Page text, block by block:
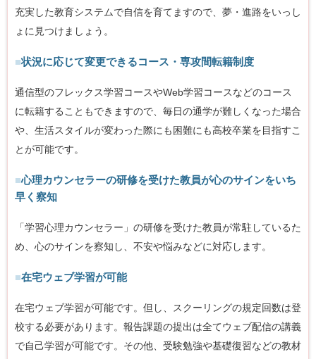
充実した教育システムで自信を育てますので、夢・進路をいっし
ょに見つけましょう。
■状況に応じて変更できるコース・専攻間転籍制度
通信型のフレックス学習コースやWeb学習コースなどのコース
に転籍することもできますので、毎日の通学が難しくなった場合
や、生活スタイルが変わった際にも困難にも高校卒業を目指すこ
とが可能です。
■心理カウンセラーの研修を受けた教員が心のサインをいち
早く察知
「学習心理カウンセラー」の研修を受けた教員が常駐しているた
め、心のサインを察知し、不安や悩みなどに対応します。
■在宅ウェブ学習が可能
在宅ウェブ学習が可能です。但し、スクーリングの規定回数は登
校する必要があります。報告課題の提出は全てウェブ配信の講義
で自己学習が可能です。その他、受験勉強や基礎復習などの教材